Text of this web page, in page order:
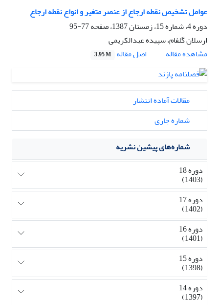
عوامل تشخیص نقطه ارجاع از عنصر متغیر و انواع نقطه ارجاع
دوره 4، شماره 15، زمستان 1387، صفحه
77-95
ارسلان گلفام، سپیده عبدالکریمی
مشاهده مقاله
اصل مقاله 3.95 M
مقالات آماده انتشار
شماره جاری
شماره‌های پیشین نشریه
دوره 18
(1403)
دوره 17
(1402)
دوره 16
(1401)
دوره 15
(1398)
دوره 14
(1397)